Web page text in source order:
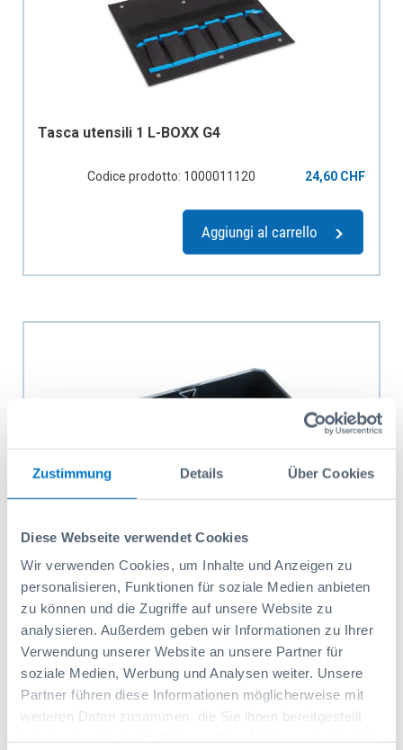
Zustimmung Details Über Cookies
Diese Webseite verwendet Cookies
Wir verwenden Cookies, um Inhalte und Anzeigen zu
personalisieren, Funktionen für soziale Medien anbieten
zu können und die Zugriffe auf unsere Website zu
analysieren. Außerdem geben wir Informationen zu Ihrer
Verwendung unserer Website an unsere Partner für
soziale Medien, Werbung und Analysen weiter. Unsere
Partner führen diese Informationen möglicherweise mit
weiteren Daten zusammen, die Sie ihnen bereitgestellt
Tasca utensili 1 L-BOXX G4
Codice prodotto: 1000011120 24,60 CHF
Aggiungi al carrello
Insetbox 1x2 H63
Codice prodotto: 6000010904 3,15 CHF
Aggiungi al carrello